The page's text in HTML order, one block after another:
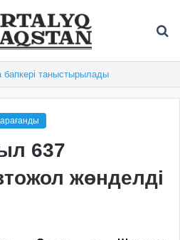
таныстырылады
637
жөнделді